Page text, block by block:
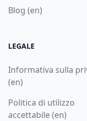
Blog (en)
LEGALE
Informativa sulla
(en)
Politica di utilizzo
accettabile (en)